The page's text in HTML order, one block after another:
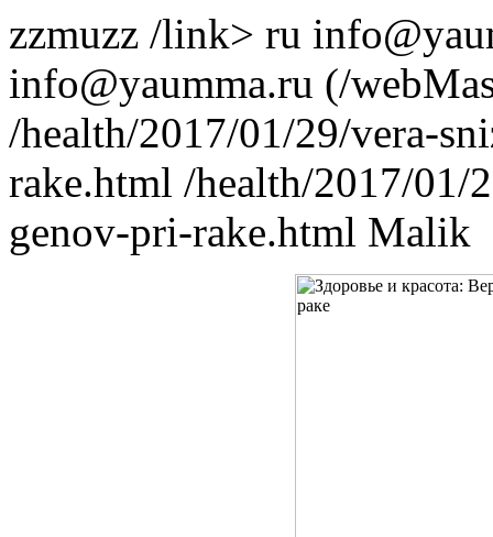
zzmuzz /link> ru
info@yaumma.ru (/
/health/2017/01/29/vera-
rake.html /health/2017/01/
genov-pri-rake.html Malik